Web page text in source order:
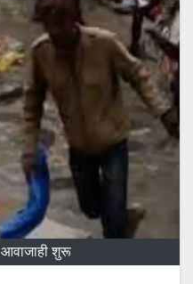
आवाजाही शुरू